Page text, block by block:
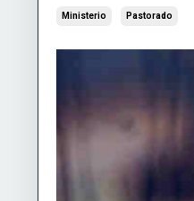
Ministerio Pastorado